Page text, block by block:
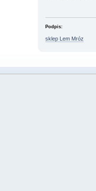
Podpis:
sklep Lem Mróz